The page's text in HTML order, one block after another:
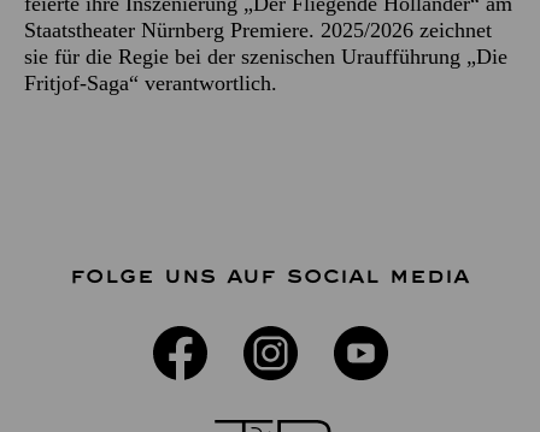
Staatstheater Nürnberg Premiere. 2025/2026 zeichnet
sie für die Regie bei der szenischen Uraufführung „Die
Fritjof-Saga“ verantwortlich.
FOLGE UNS AUF SOCIAL MEDIA